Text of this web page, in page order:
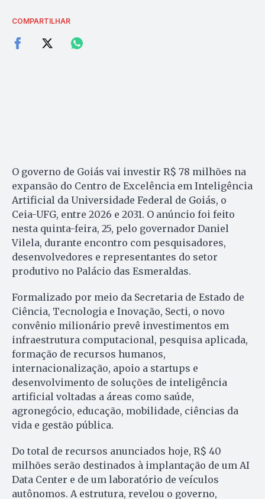
COMPARTILHAR
O governo de Goiás vai investir R$ 78 milhões na
expansão do Centro de Excelência em Inteligência
Artificial da Universidade Federal de Goiás, o
Ceia-UFG, entre 2026 e 2031. O anúncio foi feito
nesta quinta-feira, 25, pelo governador Daniel
Vilela, durante encontro com pesquisadores,
desenvolvedores e representantes do setor
produtivo no Palácio das Esmeraldas.
Formalizado por meio da Secretaria de Estado de
Ciência, Tecnologia e Inovação, Secti, o novo
convênio milionário prevê investimentos em
infraestrutura computacional, pesquisa aplicada,
formação de recursos humanos,
internacionalização, apoio a startups e
desenvolvimento de soluções de inteligência
artificial voltadas a áreas como saúde,
agronegócio, educação, mobilidade, ciências da
vida e gestão pública.
Do total de recursos anunciados hoje, R$ 40
milhões serão destinados à implantação de um AI
Data Center e de um laboratório de veículos
autônomos. A estrutura, revelou o governo,